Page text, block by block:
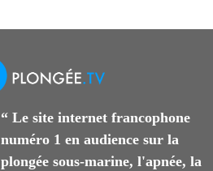
“ Le site internet francophone
numéro 1 en audience sur la
plongée sous-marine, l'apnée, la